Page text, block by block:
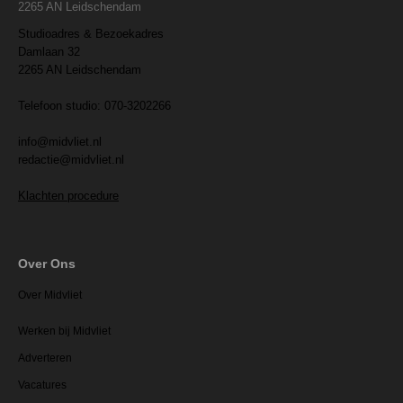
2265 AN Leidschendam
Studioadres & Bezoekadres
Damlaan 32
2265 AN Leidschendam
Telefoon studio: 070-3202266
info@midvliet.nl
redactie@midvliet.nl
Klachten procedure
Over Ons
Over Midvliet
Werken bij Midvliet
Adverteren
Vacatures